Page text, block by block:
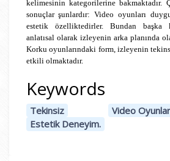
kelimesinin kategorilerine bakmaktadır.
sonuçlar şunlardır: Video oyunları
estetik özelliktedirler. Bundan başka
anlatısal olarak izleyenin arka planında
Korku oyunlarındaki form, izleyenin
etkili olmaktadır.
Keywords
Tekinsiz Video
Estetik Deneyim.